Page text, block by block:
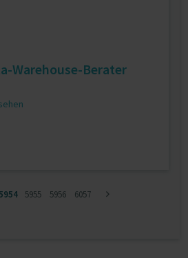
Warehouse-Berater
5955 5956 6057